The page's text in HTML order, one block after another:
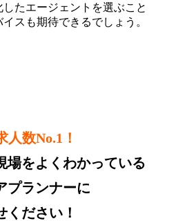
たエージェントを選ぶこと
スも期待できるでしょう。
人数No.1！
場をよくわかっている
プランナーに
ください！